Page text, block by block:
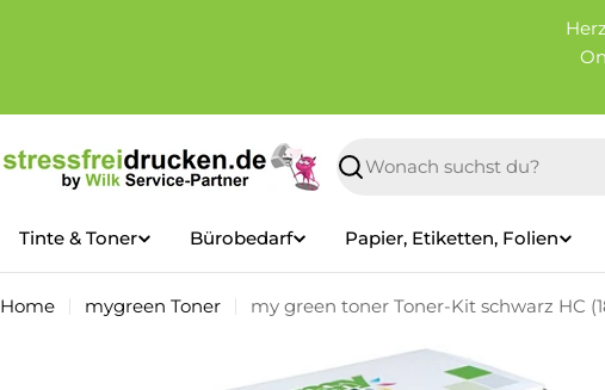
Suchen
Tinte & Toner Bürobedarf Papier, Etiketten, Folien
Home mygreen Toner my green toner Toner-Kit schwarz HC